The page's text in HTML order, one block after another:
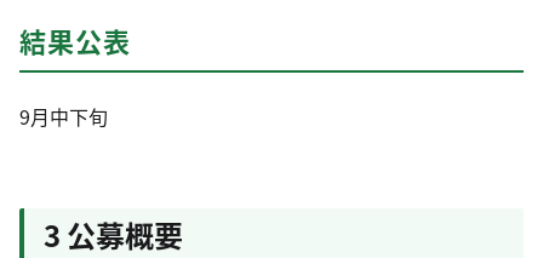
結果公表
9月中下旬
3 公募概要